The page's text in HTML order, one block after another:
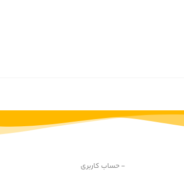
- حساب کاربری